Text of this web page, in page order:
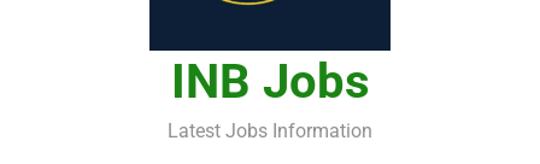
INB Jobs
Latest Jobs Information